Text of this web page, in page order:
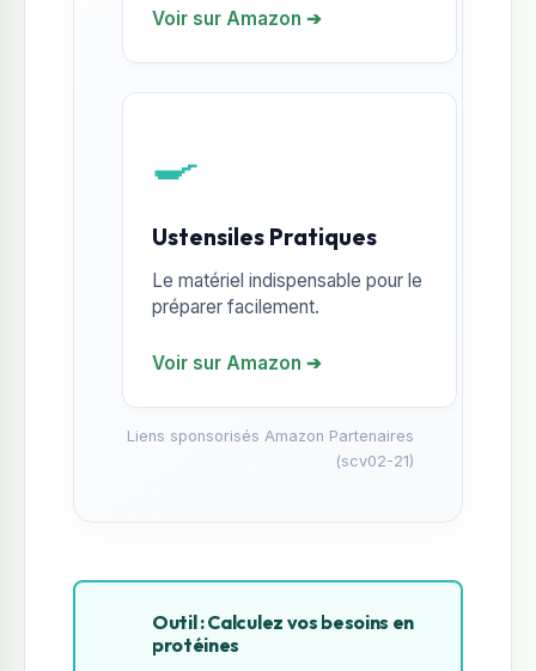
Voir sur Amazon ➔
🍳
Ustensiles Pratiques
Le matériel indispensable pour le
préparer facilement.
Voir sur Amazon ➔
Liens sponsorisés Amazon Partenaires
(scv02-21)
Outil : Calculez vos besoins en
protéines